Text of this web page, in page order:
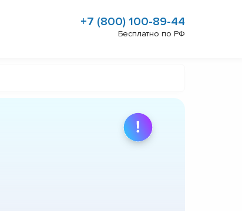
+7 (800) 100-89-44
Бесплатно по РФ